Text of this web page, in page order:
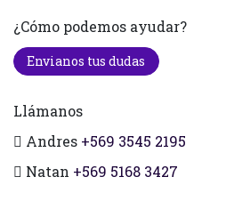
¿Cómo podemos ayudar?
Envianos tus dudas
Llámanos
Andres +569 3545 2195
Natan +569 5168 3427